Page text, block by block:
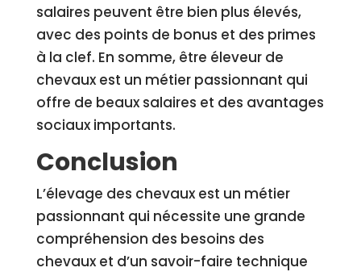
salaires peuvent être bien plus élevés,
avec des points de bonus et des primes
à la clef. En somme, être éleveur de
chevaux est un métier passionnant qui
offre de beaux salaires et des avantages
sociaux importants.
Conclusion
L’élevage des chevaux est un métier
passionnant qui nécessite une grande
compréhension des besoins des
chevaux et d’un savoir-faire technique